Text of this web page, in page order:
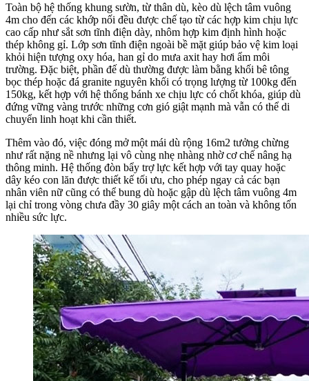
Toàn bộ hệ thống khung sườn, từ thân dù, kèo dù lệch tâm vuông
4m cho đến các khớp nối đều được chế tạo từ các hợp kim chịu lực
cao cấp như sắt sơn tĩnh điện dày, nhôm hợp kim định hình hoặc
thép không gỉ. Lớp sơn tĩnh điện ngoài bề mặt giúp bảo vệ kim loại
khỏi hiện tượng oxy hóa, han gỉ do mưa axit hay hơi ẩm môi
trường. Đặc biệt, phần đế dù thường được làm bằng khối bê tông
bọc thép hoặc đá granite nguyên khối có trọng lượng từ 100kg đến
150kg, kết hợp với hệ thống bánh xe chịu lực có chốt khóa, giúp dù
đứng vững vàng trước những cơn gió giật mạnh mà vẫn có thể di
chuyển linh hoạt khi cần thiết.
Thêm vào đó, việc đóng mở một mái dù rộng 16m2 tưởng chừng
như rất nặng nề nhưng lại vô cùng nhẹ nhàng nhờ cơ chế nâng hạ
thông minh. Hệ thống đòn bẩy trợ lực kết hợp với tay quay hoặc
dây kéo con lăn được thiết kế tối ưu, cho phép ngay cả các bạn
nhân viên nữ cũng có thể bung dù hoặc gập dù lệch tâm vuông 4m
lại chỉ trong vòng chưa đầy 30 giây một cách an toàn và không tốn
nhiều sức lực.